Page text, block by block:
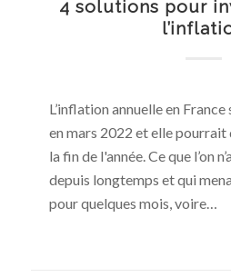
4 solutions pour
L’inflation annuelle en France
en mars 2022 et elle pourrait
la fin de l'année. Ce que l’on
depuis longtemps et qui
pour quelques mois, voire…